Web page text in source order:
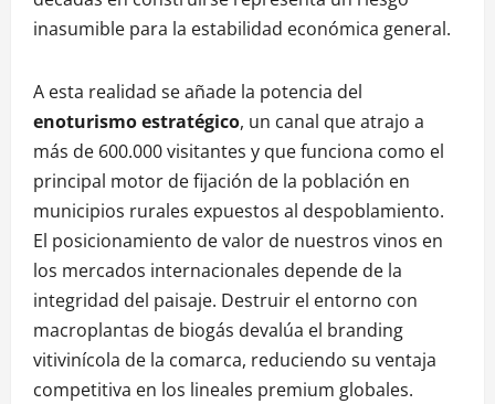
inasumible para la estabilidad económica general.
A esta realidad se añade la potencia del
enoturismo estratégico, un canal que atrajo a
más de 600.000 visitantes y que funciona como el
principal motor de fijación de la población en
municipios rurales expuestos al despoblamiento.
El posicionamiento de valor de nuestros vinos en
los mercados internacionales depende de la
integridad del paisaje. Destruir el entorno con
macroplantas de biogás devalúa el branding
vitivinícola de la comarca, reduciendo su ventaja
competitiva en los lineales premium globales.